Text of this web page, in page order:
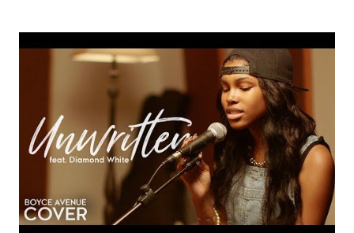
procurar o aniversário dos cantores, resolvi reunir muitos
deles em um post :) Lembrando que podem existir
diferenças nos perfis que eu descrevi, dependendo do
ascendente e da posição das casas , okay? Agora vai lá, ler :P
Áries Os arianos são conhecidos por iniciar, colocar em
prática coisas que ainda não foram realizadas. E que, por
esse motivo, sempre são lembrados por seus feitos. Áries
é o tempo de começos e isso fica ainda mais evidente a...